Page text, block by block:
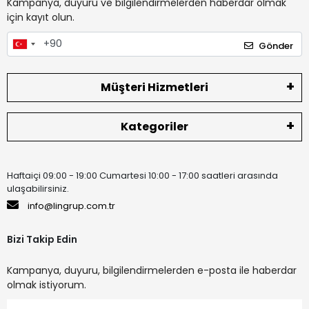
Kampanya, duyuru ve bilgilendirmelerden haberdar olmak
için kayıt olun.
Gönder
Müşteri Hizmetleri
Kategoriler
Haftaiçi 09:00 - 19:00 Cumartesi 10:00 - 17:00 saatleri arasında
ulaşabilirsiniz.
info@lingrup.com.tr
Bizi Takip Edin
Kampanya, duyuru, bilgilendirmelerden e-posta ile haberdar
olmak istiyorum.